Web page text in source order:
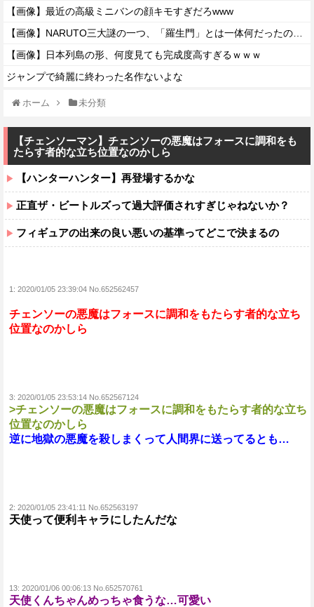
【画像】最近の高級ミニバンの顔キモすぎだろwww
【画像】日本列島の形、何度見ても完成度高すぎるｗｗｗ
ジャンプで綺麗に終わった名作ないよな
ホーム 未分類
【チェンソーマン】チェンソーの悪魔はフォースに調和をも
たらす者的な立ち位置なのかしら
【ハンターハンター】再登場するかな
正直ザ・ビートルズって過大評価されすぎじゃねないか？
フィギュアの出来の良い悪いの基準ってどこで決まるの
1: 2020/01/05 23:39:04 No.652562457
チェンソーの悪魔はフォースに調和をもたらす者的な立ち
位置なのかしら
3: 2020/01/05 23:53:14 No.652567124
>チェンソーの悪魔はフォースに調和をもたらす者的な立ち
位置なのかしら
逆に地獄の悪魔を殺しまくって人間界に送ってるとも…
2: 2020/01/05 23:41:11 No.652563197
天使って便利キャラにしたんだな
13: 2020/01/06 00:06:13 No.652570761
天使くんちゃんめっちゃ食うな…可愛い